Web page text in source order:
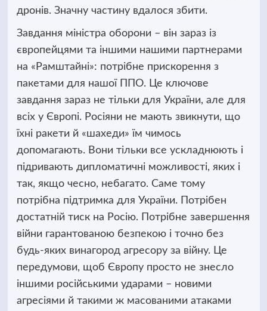
дронів. Значну частину вдалося збити.
Завдання міністра оборони – він зараз із
європейцями та іншими нашими партнерами
на «Рамштайні»: потрібне прискорення з
пакетами для нашої ППО. Це ключове
завдання зараз не тільки для України, але для
всіх у Європі. Росіяни не мають звикнути, що
їхні ракети й «шахеди» їм чимось
допомагають. Вони тільки все ускладнюють і
підривають дипломатичні можливості, яких і
так, якщо чесно, небагато. Саме тому
потрібна підтримка для України. Потрібен
достатній тиск на Росію. Потрібне завершення
війни гарантованою безпекою і точно без
будь-яких винагород агресору за війну. Це
передумови, щоб Європу просто не знесло
іншими російськими ударами – новими
агресіями й такими ж масованими атаками